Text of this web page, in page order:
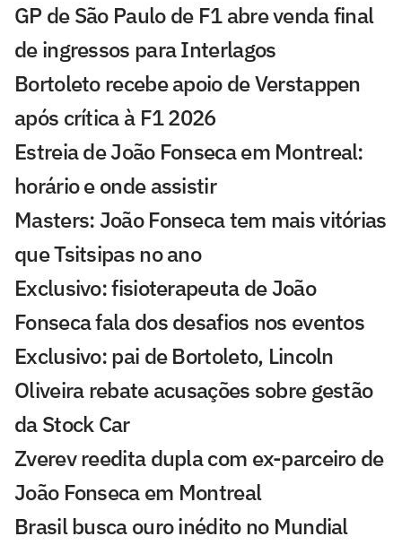
GP de São Paulo de F1 abre venda final
de ingressos para Interlagos
Bortoleto recebe apoio de Verstappen
após crítica à F1 2026
Estreia de João Fonseca em Montreal:
horário e onde assistir
Masters: João Fonseca tem mais vitórias
que Tsitsipas no ano
Exclusivo: fisioterapeuta de João
Fonseca fala dos desafios nos eventos
Exclusivo: pai de Bortoleto, Lincoln
Oliveira rebate acusações sobre gestão
da Stock Car
Zverev reedita dupla com ex-parceiro de
João Fonseca em Montreal
Brasil busca ouro inédito no Mundial